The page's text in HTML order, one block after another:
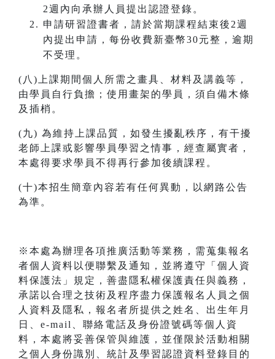
2週內向承辦人員提出認證登錄。
申請研習證書者，請於當期課程結束後2週
內提出申請，每份收費新臺幣30元整，逾期
不受理。
(八)上課期間個人所需之畫具、材料及講義等，
由學員自行負擔；使用畫架的學員，須自備木條
及插梢。
(九) 為維持上課品質，如發生擾亂秩序，有干擾
老師上課或影響學員學習之情事，經查屬實者，
本處得要求學員不得再行參加後續課程。
(十)本招生簡章內容若有任何異動，以網路公告
為準。
※本處為辦理各項推廣活動等業務，需蒐集報名
者個人資料以便聯繫及通知，並將遵守「個人資
料保護法」規定，善盡隱私權保護責任與義務，
承諾以合理之技術及程序盡力保護報名人員之個
人資料及隱私，報名者所提供之姓名、出生年月
日、e-mail、聯絡電話及身份證號碼等個人資
料，本處將妥善保管與維護，並僅限於活動相關
之個人身份識別、統計及學習認證資料登錄目的